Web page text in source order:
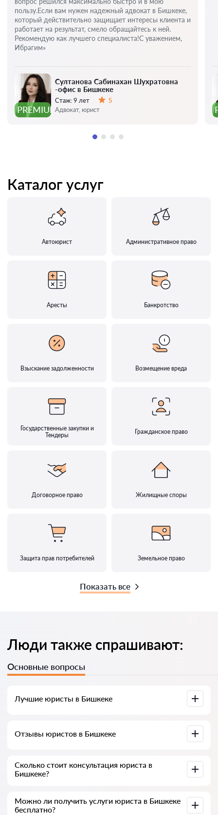
PREMIUM
Султанова Сабинахан Шухратовна
-офис в Бишкеке
Стаж:9 лет
Оценка:
5
Адвокат, юрист
пользу.Если вам нужен надежный адвокат в Бишкеке,
который действительно защищает интересы клиента и
работает на результат, смело обращайтесь к ней.
Рекомендую как лучшего специалиста!С уважением,
Ибрагим»
Каталог услуг
Автоюрист Административное право
Аресты Банкротство
Взыскание задолженности Возмещение вреда
Государственные закупки и
Тендеры
Гражданское право
Договорное право Жилищные споры
Защита прав потребителей Земельное право
Показать все
Люди также спрашивают:
Основные вопросы
Лучшие юристы в Бишкеке
информацией. Цены, отзывы, номер телефона и адрес.
Отзывы юристов в Бишкеке
мы не удаляем отрицательные отзывы и нет
возможности накрутить его.
Сколько стоит консультация юриста в
Бишкеке?
и выше (цены могут меняться от сложности вопроса и
формы ответа)
Можно ли получить услуги юриста в Бишкеке
бесплатно?